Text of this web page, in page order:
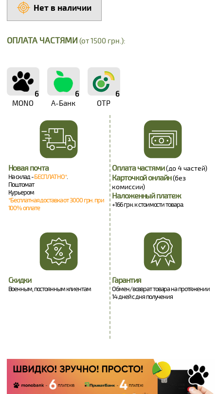
Нет в наличии
ОПЛАТА ЧАСТЯМИ (от 1500 грн.):
6
MONO
6
А-Банк
6
OTP
Новая почта
На склад -БЕСПЛАТНО*.
Поштомат
Курьером
*Бесплатная доставка от 3000 грн. при
100% оплате
Оплата частями(до 4 частей)
Карточкой онлайн(без
комиссии)
Наложенный платеж
+166 грн. к стоимости товара.
Скидки
Военным, постоянным клиентам
Гарантия
Обмен/возврат товара на протяжении
14 дней с дня получения